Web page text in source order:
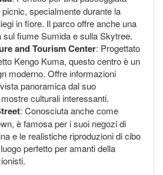
specialmente durante la
in fiore. Il parco offre anche una
sul fiume Sumida e sulla Skytree.
and Tourism Center: Progettato
Kengo Kuma, questo centro è un
moderno. Offre informazioni
panoramica dal suo
culturali interessanti.
: Conosciuta anche come
è famosa per i suoi negozi di
e le realistiche riproduzioni di cibo
perfetto per amanti della